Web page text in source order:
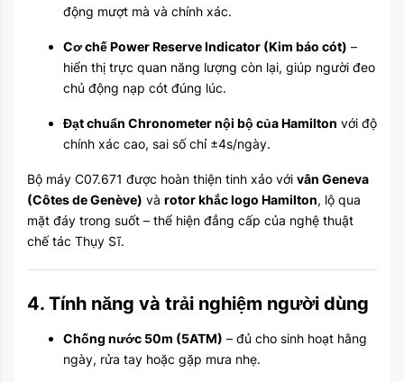
động mượt mà và chính xác.
Cơ chế Power Reserve Indicator (Kim báo cót) –
hiển thị trực quan năng lượng còn lại, giúp người đeo
chủ động nạp cót đúng lúc.
Đạt chuẩn Chronometer nội bộ của Hamilton với độ
chính xác cao, sai số chỉ ±4s/ngày.
Bộ máy C07.671 được hoàn thiện tinh xảo với vân Geneva
(Côtes de Genève) và rotor khắc logo Hamilton, lộ qua
mặt đáy trong suốt – thể hiện đẳng cấp của nghệ thuật
chế tác Thụy Sĩ.
4. Tính năng và trải nghiệm người dùng
Chống nước 50m (5ATM) – đủ cho sinh hoạt hằng
ngày, rửa tay hoặc gặp mưa nhẹ.